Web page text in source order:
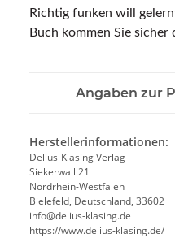
Richtig funken will
Buch kommen Sie
Angaben zur
Herstellerinformationen:
Delius-Klasing Verlag
Siekerwall 21
Nordrhein-Westfalen
Bielefeld, Deutschland, 33602
info@delius-klasing.de
https://www.delius-klasing.de/